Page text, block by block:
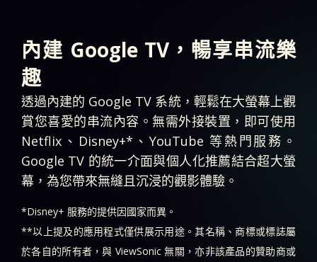
內建 Google TV，暢享串流樂
趣
透過內建的 Google TV 系統，輕鬆在大螢幕上觀
賞您喜愛的串流內容。無需外接裝置，即可使用
Netflix、Disney+*、YouTube 等熱門服務。
Google TV 的統一介面與個人化推薦結合超大螢
幕，為您帶來無縫且沉浸的觀影體驗。
*Disney+ 服務的提供因國家而異。​​​
**以上提及的應用程式僅供展示用途。其名稱、商標或標誌屬
於各自的所有者，與 ViewSonic 無關，亦非該產品的贊助商或